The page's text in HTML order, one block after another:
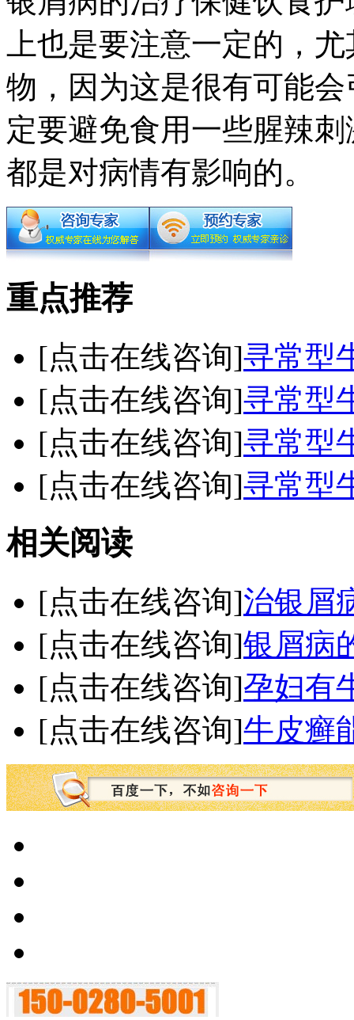
上也是要注意一定的，
物，因为这是很有可能
定要避免食用一些腥辣
都是对病情有影响的。
重点推荐
[点击在线咨询]寻常型
[点击在线咨询]寻常型
[点击在线咨询]寻常型
[点击在线咨询]寻常型
相关阅读
[点击在线咨询]治银屑
[点击在线咨询]银屑病
[点击在线咨询]孕妇有
[点击在线咨询]牛皮癣